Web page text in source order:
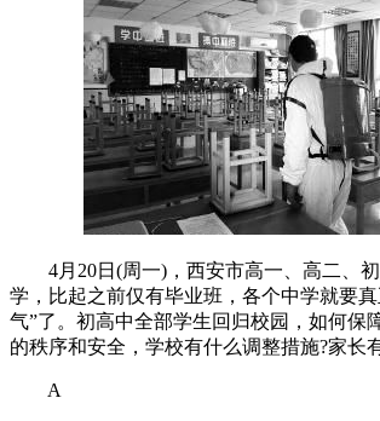
4月20日(周一)，西安市高一、高二、初
学，比起之前仅有毕业班，各个中学就要真
气”了。初高中全部学生回归校园，如何保
的秩序和安全，学校有什么调整措施?家长
A